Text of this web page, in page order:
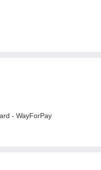
- WayForPay